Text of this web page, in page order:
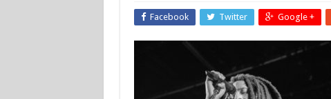
Facebook Twitter Google +